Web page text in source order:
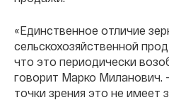
«Единственное отличие
сельскохозяйственной
что это периодически
говорит Марко Миланович.
точки зрения это не имеет